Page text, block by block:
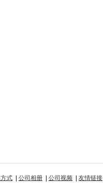
式 公司相册 公司视频 友情链接